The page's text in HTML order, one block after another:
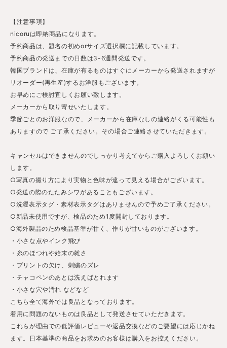
【注意事項】
nicoruは即納商品になります。
予約商品は、題名の初めorサイズ選択欄に記載しています。
予約商品の発送までの日数は3-6週間発送です。
韓国ブランドは、在庫が有るものはすぐにメーカーから発送されますが
リオーダー(再生産)するお洋服もございます。
お早めにご検討宜しくお願い致します。
メーカーから取り寄せいたします。
季節ごとのお洋服なので、メーカーから在庫なしの連絡がくる可能性も
ありますので ご了承ください。その場合ご連絡させていただきます。
キャンセルはできませんのでしっかり考えてからご購入よろしくお願い
します。
○写真の撮り方により実物と色味が違って見える場合がございます。
○発送の際のたたみシワがあることもございます。
○洗濯表示タグ・素材表示タグはありませんので予めご了承ください。
○新品未使用ですが、検品のため1度開封しております。
○海外製品のため検品基準が甘く、作りが甘いものがございます。
・小さな点やインク飛び
・糸のほつれや始末の雑さ
・プリントの欠け、刺繍のズレ
・チャコペンのあとは洗えばとれます
・小さな穴や汚れ などなど
こちら全て海外では良品となっております。
着用に問題のないものは良品として発送させていただきます。
これらが理由での低評価レビューや返品交換などのご要望には応じかね
ます。日本基準の商品をお求めのお客様は購入をお控えください。